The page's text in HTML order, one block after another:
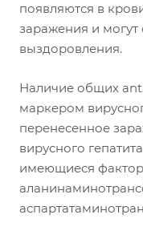
появляются в
заражения и могут
выздоровления.
Наличие общих
маркером
перенесенное
вирусного
имеющиеся